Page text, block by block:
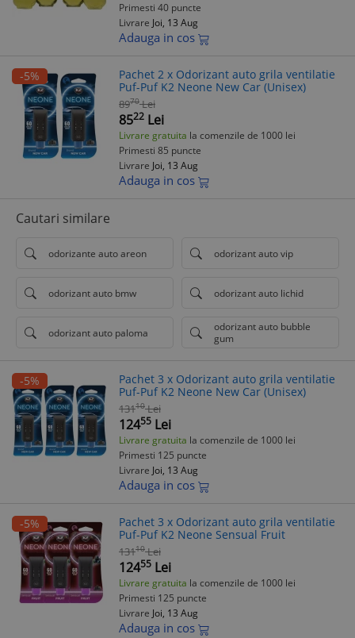
Primesti 40 puncte
Livrare Joi, 13 Aug
Adauga in cos
-5%
Pachet 2 x Odorizant auto grila ventilatie
Puf-Puf K2 Neone New Car (Unisex)
8970 Lei
8522 Lei
Livrare gratuita la comenzile de 1000 lei
Primesti 85 puncte
Livrare Joi, 13 Aug
Adauga in cos
Cautari similare
odorizante auto areon odorizant auto vip
odorizant auto bmw odorizant auto lichid
odorizant auto paloma
odorizant auto bubble
gum
-5%
Pachet 3 x Odorizant auto grila ventilatie
Puf-Puf K2 Neone New Car (Unisex)
13110 Lei
12455 Lei
Livrare gratuita la comenzile de 1000 lei
Primesti 125 puncte
Livrare Joi, 13 Aug
Adauga in cos
-5%
Pachet 3 x Odorizant auto grila ventilatie
Puf-Puf K2 Neone Sensual Fruit
13110 Lei
12455 Lei
Livrare gratuita la comenzile de 1000 lei
Primesti 125 puncte
Livrare Joi, 13 Aug
Adauga in cos